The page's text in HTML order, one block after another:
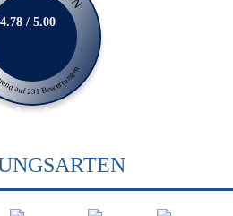
auf 231 Bewertungen
4.78 / 5.00